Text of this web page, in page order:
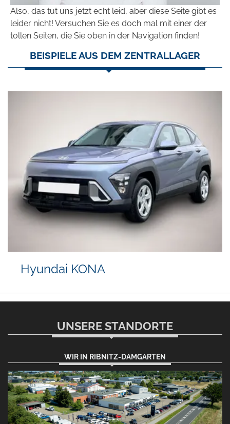
Also, das tut uns jetzt echt leid, aber diese Seite gibt es
leider nicht! Versuchen Sie es doch mal mit einer der
tollen Seiten, die Sie oben in der Navigation finden!
BEISPIELE AUS DEM ZENTRALLAGER
Hyundai KONA
UNSERE STANDORTE
WIR IN RIBNITZ-DAMGARTEN